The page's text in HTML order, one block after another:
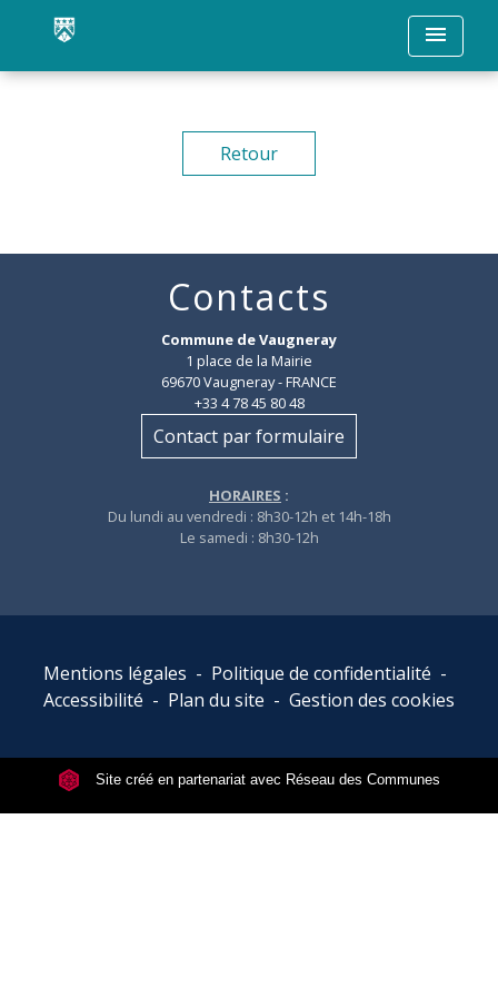
menu
Retour
Contacts
Commune de Vaugneray
1 place de la Mairie
69670 Vaugneray - FRANCE
+33 4 78 45 80 48
Contact par formulaire
HORAIRES :
Du lundi au vendredi : 8h30-12h et 14h-18h
Le samedi : 8h30-12h
Mentions légales - Politique de confidentialité -
Accessibilité - Plan du site - Gestion des cookies
Site créé en partenariat avec Réseau des Communes